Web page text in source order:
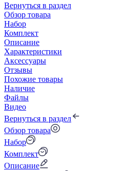
Вернуться в раздел
Обзор товара
Набор
Комплект
Описание
Характеристики
Аксессуары
Отзывы
Похожие товары
Наличие
Файлы
Видео
Вернуться в раздел
Обзор товара
Набор
Комплект
Описание